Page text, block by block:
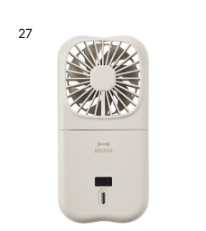
27